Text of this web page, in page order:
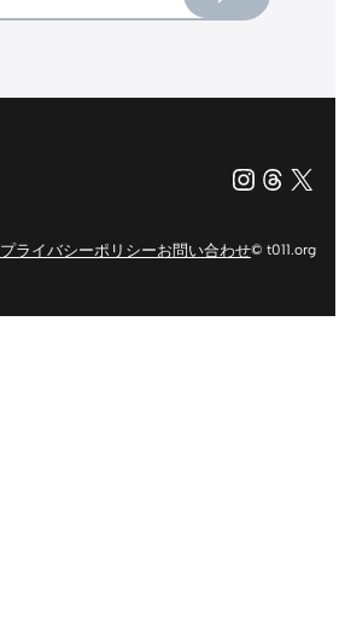
X（旧
プライバシーポリシーお問い合わせ© t011.org